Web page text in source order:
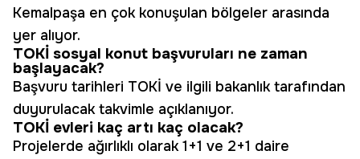
Kemalpaşa en çok konuşulan bölgeler arasında
yer alıyor.
TOKİ sosyal konut başvuruları ne zaman
başlayacak?
Başvuru tarihleri TOKİ ve ilgili bakanlık tarafından
duyurulacak takvimle açıklanıyor.
TOKİ evleri kaç artı kaç olacak?
Projelerde ağırlıklı olarak 1+1 ve 2+1 daire